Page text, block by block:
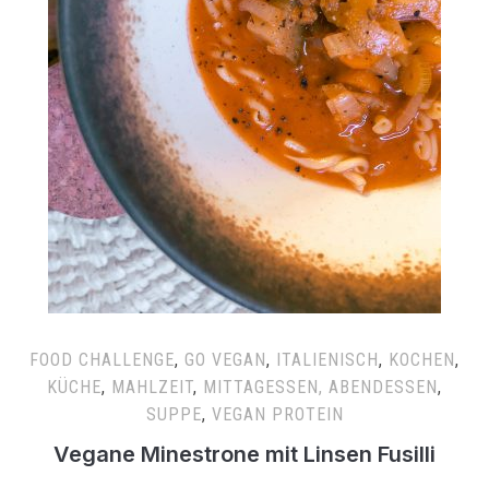
FOOD CHALLENGE, GO VEGAN, ITALIENISCH, KOCHEN,
KÜCHE, MAHLZEIT, MITTAGESSEN, ABENDESSEN,
SUPPE, VEGAN PROTEIN
Vegane Minestrone mit Linsen Fusilli